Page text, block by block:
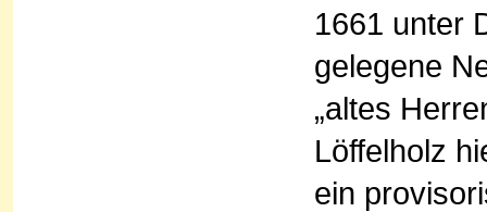
1661 unter
gelegene
„altes
Löffelholz
ein